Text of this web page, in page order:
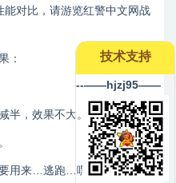
对比，请游览红警中文网战
：
半，效果不大。
用来…逃跑…嘿嘿。
技术支持
--——hjzj95——